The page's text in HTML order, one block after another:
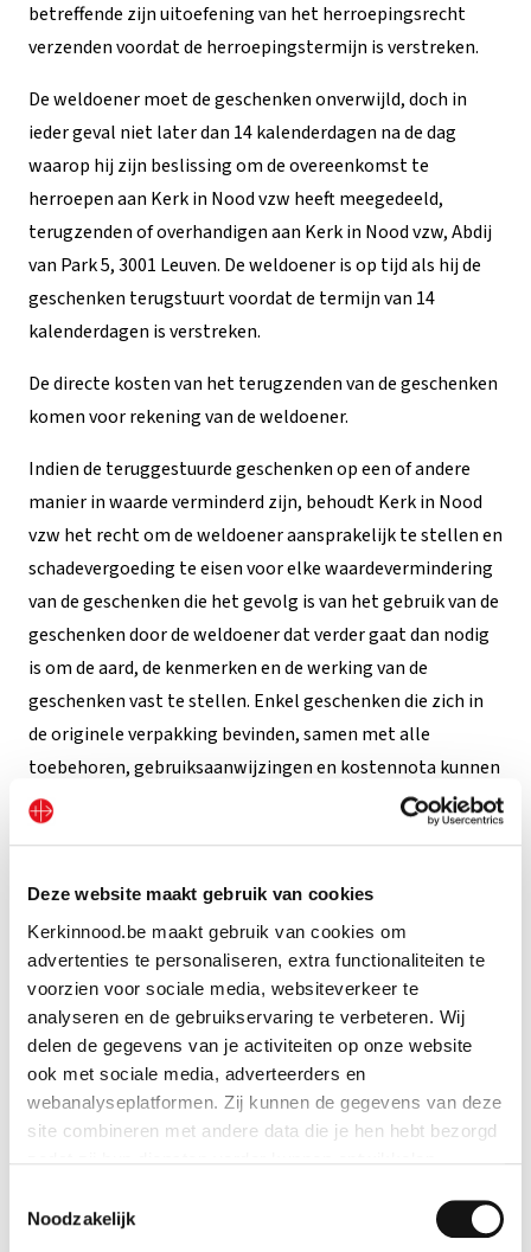
Deze website maakt gebruik van cookies
Kerkinnood.be maakt gebruik van cookies om
advertenties te personaliseren, extra functionaliteiten te
voorzien voor sociale media, websiteverkeer te
analyseren en de gebruikservaring te verbeteren. Wij
delen de gegevens van je activiteiten op onze website
ook met sociale media, adverteerders en
webanalyseplatformen. Zij kunnen de gegevens van deze
site combineren met andere data die je hen hebt bezorgd
Indien je dat toestaat, kunnen wij of onze partners onder
Noodzakelijk
betreffende zijn uitoefening van het herroepingsrecht
verzenden voordat de herroepingstermijn is verstreken.
De weldoener moet de geschenken onverwijld, doch in
ieder geval niet later dan 14 kalenderdagen na de dag
waarop hij zijn beslissing om de overeenkomst te
herroepen aan Kerk in Nood vzw heeft meegedeeld,
terugzenden of overhandigen aan Kerk in Nood vzw, Abdij
van Park 5, 3001 Leuven. De weldoener is op tijd als hij de
geschenken terugstuurt voordat de termijn van 14
kalenderdagen is verstreken.
De directe kosten van het terugzenden van de geschenken
komen voor rekening van de weldoener.
Indien de teruggestuurde geschenken op een of andere
manier in waarde verminderd zijn, behoudt Kerk in Nood
vzw het recht om de weldoener aansprakelijk te stellen en
schadevergoeding te eisen voor elke waardevermindering
van de geschenken die het gevolg is van het gebruik van de
geschenken door de weldoener dat verder gaat dan nodig
is om de aard, de kenmerken en de werking van de
geschenken vast te stellen. Enkel geschenken die zich in
de originele verpakking bevinden, samen met alle
toebehoren, gebruiksaanwijzingen en kostennota kunnen
worden teruggenomen.
Indien de weldoener de overeenkomst herroept, zal Kerk
in Nood vzw alle tot op dat moment van de weldoener
ontvangen betalingen m.b.t. deze levering, inclusief de
standaard leveringskosten, aan de weldoener
terugbetalen binnen maximum 14 kalenderdagen nadat
Kerk in Nood vzw op de hoogte is gesteld van de beslissing
van de weldoener om de overeenkomst te herroepen. Kerk
in Nood vzw kan wachten met de terugbetaling totdat zij
alle geschenken heeft teruggekregen en de toestand
Eventuele extra kosten ten gevolge van de keuze van de
weldoener voor een andere wijze van levering dan de door